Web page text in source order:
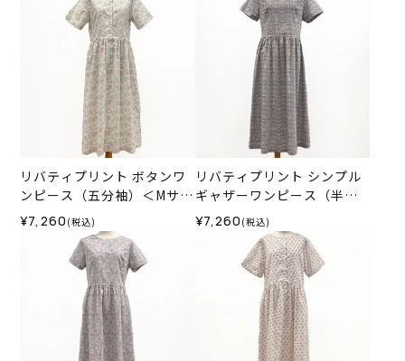
リバティプリント ボタンワ
ンピース（五分袖）＜Mサイ
ズ＞01C
¥7,260 (税込)
リバティプリント シンプル
ギャザーワンピース（半
袖）＜Mサイズ＞02K
¥7,260 (税込)